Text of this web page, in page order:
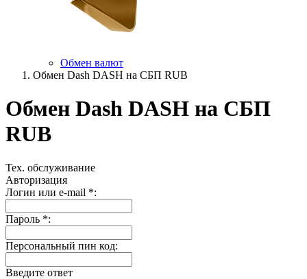
Обмен валют
Обмен Dash DASH на СБП RUB
Обмен Dash DASH на СБП
RUB
Тех. обслуживание
Авторизация
Логин или e-mail *:
Пароль *:
Персональный пин код:
Введите ответ